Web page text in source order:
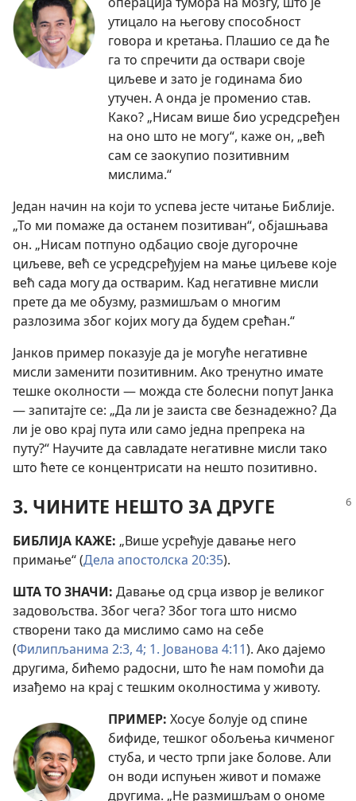
утицало на његову способност
говора и кретања. Плашио се да ће
га то спречити да оствари своје
циљеве и зато је годинама био
утучен. А онда је променио став.
Како? „Нисам више био усредсређен
на оно што не могу“, каже он, „већ
сам се заокупио позитивним
мислима.“
Један начин на који то успева јесте читање Библије.
„То ми помаже да останем позитиван“, објашњава
он. „Нисам потпуно одбацио своје дугорочне
циљеве, већ се усредсређујем на мање циљеве које
већ сада могу да остварим. Кад негативне мисли
прете да ме обузму, размишљам о многим
разлозима због којих могу да будем срећан.“
Јанков пример показује да је могуће негативне
мисли заменити позитивним. Ако тренутно имате
тешке околности — можда сте болесни попут Јанка
— запитајте се: „Да ли је заиста све безнадежно? Да
ли је ово крај пута или само једна препрека на
путу?“ Научите да савладате негативне мисли тако
што ћете се концентрисати на нешто позитивно.
3. ЧИНИТЕ НЕШТО ЗА ДРУГЕ
БИБЛИЈА КАЖЕ: „Више усрећује давање него
примање“ (Дела апостолска 20:35).
ШТА ТО ЗНАЧИ: Давање од срца извор је великог
задовољства. Због чега? Због тога што нисмо
створени тако да мислимо само на себе
(Филипљанима 2:3, 4; 1. Јованова 4:11). Ако дајемо
другима, бићемо радосни, што ће нам помоћи да
изађемо на крај с тешким околностима у животу.
ПРИМЕР: Хосуе болује од спине
бифиде, тешког обољења кичменог
стуба, и често трпи јаке болове. Али
он води испуњен живот и помаже
другима. „Не размишљам о ономе